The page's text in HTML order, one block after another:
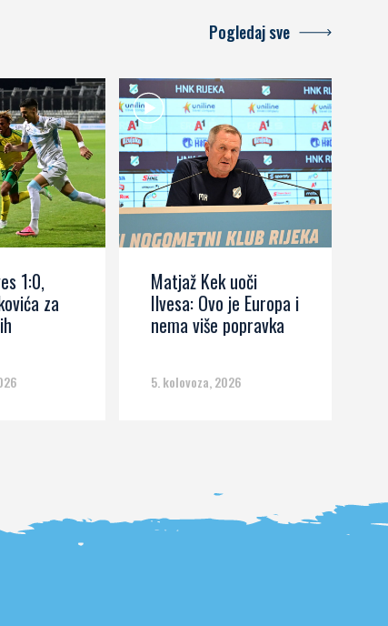
Pogledaj sve
1:0,
za
Matjaž Kek uoči
Ilvesa: Ovo je Europa i
nema više popravka
5. kolovoza, 2026